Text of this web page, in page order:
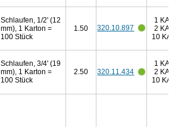
Schlaufen, 1/2' (12
mm), 1 Karton =
100 Stück
1.50 320.10.897
1
2
10
Schlaufen, 3/4' (19
mm), 1 Karton =
100 Stück
2.50 320.11.434
1
2
10